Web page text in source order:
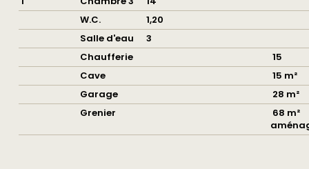
W.C.
1,20
Salle d'eau
3
Chaufferie
15
Cave
15 m²
Garage
28 m²
Grenier
68 m²